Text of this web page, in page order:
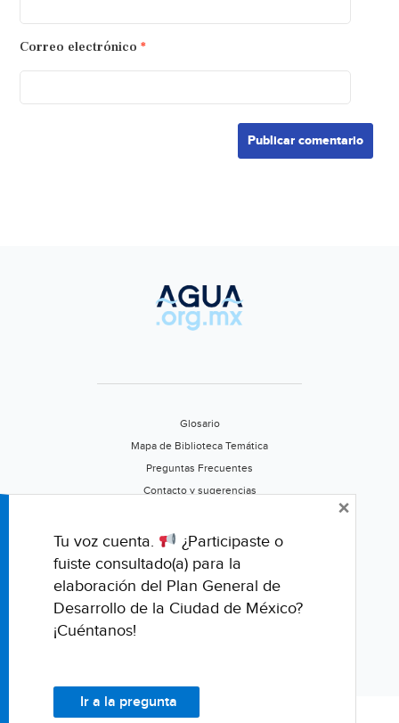
Correo electrónico *
Glosario
Mapa de Biblioteca Temática
Preguntas Frecuentes
Contacto y sugerencias
Califica este portal
Tu voz cuenta.
¿Participaste o
fuiste consultado(a) para la
elaboración del Plan General de
Desarrollo de la Ciudad de México?
¡Cuéntanos!
Ir a la pregunta
×